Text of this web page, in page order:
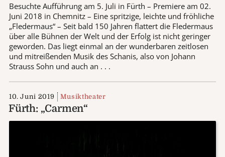
Besuchte Aufführung am 5. Juli in Fürth – Premiere am 02.
Juni 2018 in Chemnitz – Eine spritzige, leichte und fröhliche
„Fledermaus“ – Seit bald 150 Jahren flattert die Fledermaus
über alle Bühnen der Welt und der Erfolg ist nicht geringer
geworden. Das liegt einmal an der wunderbaren zeitlosen
und mitreißenden Musik des Schanis, also von Johann
Strauss Sohn und auch an . . .
10. Juni 2019 Musiktheater
Fürth: „Carmen“